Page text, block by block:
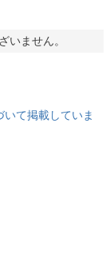
いません。
て掲載していま